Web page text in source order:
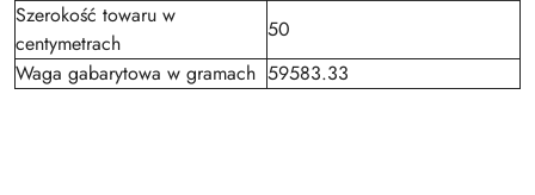
Szerokość towaru w
centymetrach
50
Waga gabarytowa w gramach 59583.33